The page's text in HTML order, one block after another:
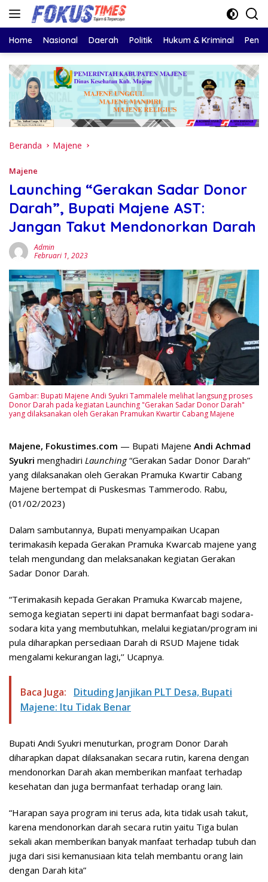
Langsung
Home Nasional Daerah Politik Hukum & Kriminal
Beranda Majene
Majene
Launching “Gerakan Sadar Donor
Darah”, Bupati Majene AST:
Jangan Takut Mendonorkan Darah
Admin
Februari 1, 2023
Gambar: Bupati Majene Andi Syukri Tammalele melihat langsung proses
Donor Darah pada kegiatan Launching "Gerakan Sadar Donor Darah"
yang dilaksanakan oleh Gerakan Pramukan Kwartir Cabang Majene
Majene, Fokustimes.com — Bupati Majene Andi Achmad
Syukri menghadiri Launching“Gerakan Sadar Donor Darah”
yang dilaksanakan oleh Gerakan Pramuka Kwartir Cabang
Majene bertempat di Puskesmas Tammerodo. Rabu,
(01/02/2023)
Dalam sambutannya, Bupati menyampaikan Ucapan
terimakasih kepada Gerakan Pramuka Kwarcab majene yang
telah mengundang dan melaksanakan kegiatan Gerakan
Sadar Donor Darah.
“Terimakasih kepada Gerakan Pramuka Kwarcab majene,
semoga kegiatan seperti ini dapat bermanfaat bagi sodara-
sodara kita yang membutuhkan, melalui kegiatan/program ini
pula diharapkan persediaan Darah di RSUD Majene tidak
mengalami kekurangan lagi,’’ Ucapnya.
Baca Juga:
Dituding Janjikan PLT Desa, Bupati
Majene: Itu Tidak Benar
Bupati Andi Syukri menuturkan, program Donor Darah
diharapkan dapat dilaksanakan secara rutin, karena dengan
mendonorkan Darah akan memberikan manfaat terhadap
kesehatan dan juga bermanfaat terhadap orang lain.
“Harapan saya program ini terus ada, kita tidak usah takut,
karena mendonorkan darah secara rutin yaitu Tiga bulan
sekali akan memberikan banyak manfaat terhadap tubuh dan
juga dari sisi kemanusiaan kita telah membantu orang lain
dengan Darah kita”